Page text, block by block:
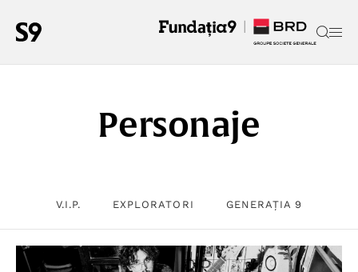
Personaje
V.I.P. EXPLORATORI GENERAȚIA 9